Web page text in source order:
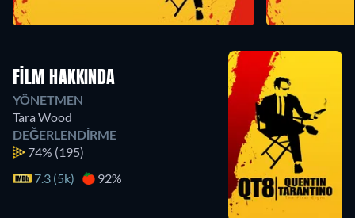
FILM HAKKINDA
YÖNETMEN
Tara Wood
DEĞERLENDIRME
74% (195)
7.3 (5k)
92%